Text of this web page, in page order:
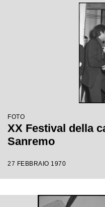
FOTO
XX Festival della
Sanremo
27 FEBBRAIO 1970